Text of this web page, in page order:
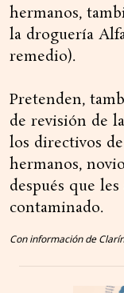
hermanos,
la droguería
remedio).
Pretenden,
de revisión de
los directivos
hermanos,
después que
contaminado.
Con información de Clarín